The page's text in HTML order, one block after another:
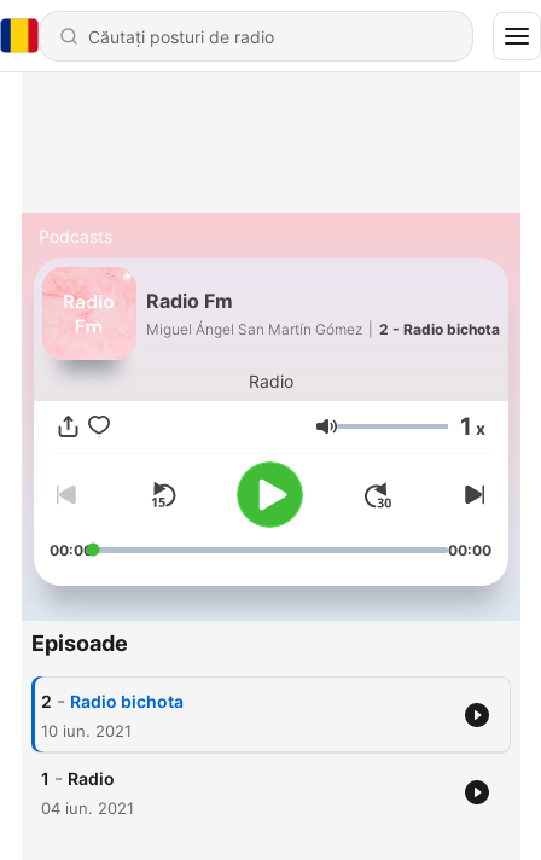
Podcasts
Radio Fm
Miguel Ángel San Martín Gómez 2 - Radio bichota
Radio
Volum 1 x
00:00 00:00
Episoade
2 - Radio bichota
10 iun. 2021
1 - Radio
04 iun. 2021